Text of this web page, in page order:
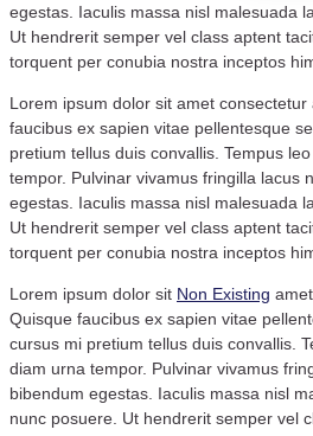
egestas. Iaculis massa nisl malesuada
Ut hendrerit semper vel class aptent
torquent per conubia nostra inceptos
Lorem ipsum dolor sit amet
faucibus ex sapien vitae pellentesque
pretium tellus duis convallis. Tempus
tempor. Pulvinar vivamus fringilla lacus
egestas. Iaculis massa nisl malesuada
Ut hendrerit semper vel class aptent
torquent per conubia nostra inceptos
Lorem ipsum dolor sit Non Existing
Quisque faucibus ex sapien vitae
cursus mi pretium tellus duis convallis.
diam urna tempor. Pulvinar vivamus
bibendum egestas. Iaculis massa nisl
nunc posuere. Ut hendrerit semper vel